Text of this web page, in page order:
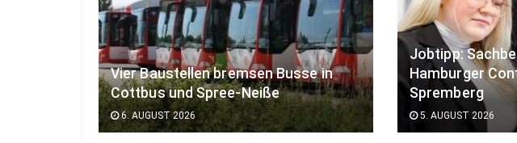
Vier Baustellen bremsen Busse in
Cottbus und Spree-Neiße
6. AUGUST 2026
Jobtipp:
Hamburger
Spremberg
5. AUGUST 2026